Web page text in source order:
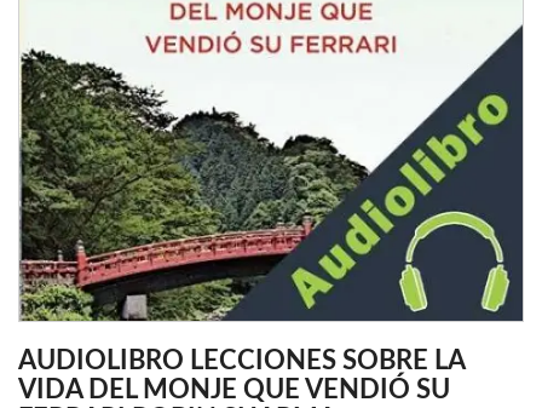
AUDIOLIBRO LECCIONES SOBRE LA
VIDA DEL MONJE QUE VENDIÓ SU